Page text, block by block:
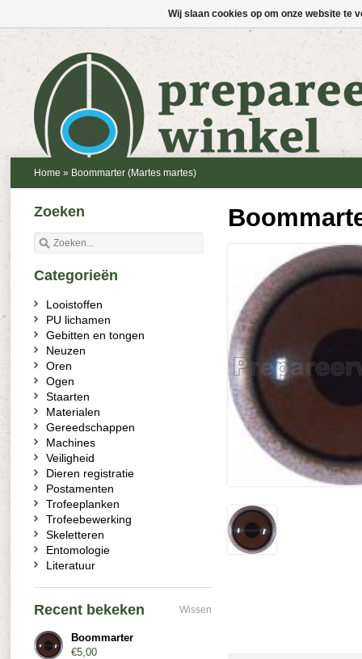
Home » Boommarter (Martes martes)
Zoeken
Categorieën
Looistoffen
PU lichamen
Gebitten en tongen
Neuzen
Oren
Ogen
Staarten
Materialen
Gereedschappen
Machines
Veiligheid
Dieren registratie
Postamenten
Trofeeplanken
Trofeebewerking
Skeletteren
Entomologie
Literatuur
Recent bekeken Wissen
Boommarter
€5,00
Wij slaan cookies op om onze website te